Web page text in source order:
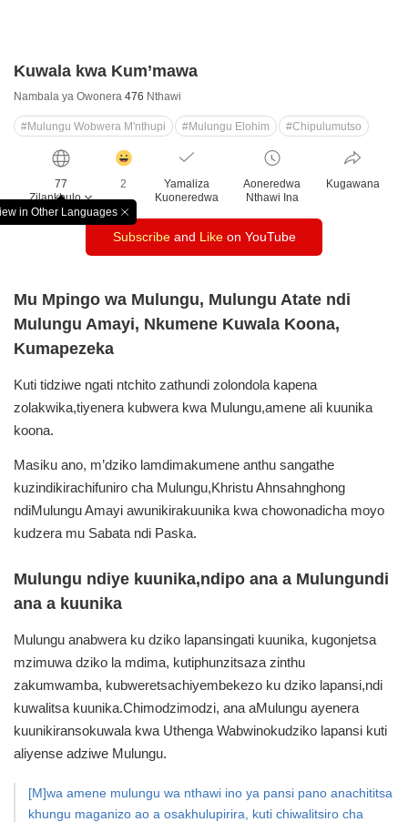
Kuwala kwa Kum’mawa
Nambala ya Owonera 476 Nthawi
#Mulungu Wobwera M'nthupi #Mulungu Elohim #Chipulumutso
77
Zilankhulo
in Other Languages
창
닫
기
감
릭
수
2
Yamaliza
Kuoneredwa
Aoneredwa
Nthawi Ina
Kugawana
Subscribeand Likeon YouTube
Mu Mpingo wa Mulungu, Mulungu Atate ndi
Mulungu Amayi, Nkumene Kuwala Koona,
Kumapezeka
Kuti tidziwe ngati ntchito zathundi zolondola kapena
zolakwika,tiyenera kubwera kwa Mulungu,amene ali kuunika
koona.
Masiku ano, m’dziko lamdimakumene anthu sangathe
kuzindikirachifuniro cha Mulungu,Khristu Ahnsahnghong
ndiMulungu Amayi awunikirakuunika kwa chowonadicha moyo
kudzera mu Sabata ndi Paska.
Mulungu ndiye kuunika,ndipo ana a Mulungundi
ana a kuunika
Mulungu anabwera ku dziko lapansingati kuunika, kugonjetsa
mzimuwa dziko la mdima, kutiphunzitsaza zinthu
zakumwamba, kubweretsachiyembekezo ku dziko lapansi,ndi
kuwalitsa kuunika.Chimodzimodzi, ana aMulungu ayenera
kuunikiransokuwala kwa Uthenga Wabwinokudziko lapansi kuti
aliyense adziwe Mulungu.
[M]wa amene mulungu wa nthawi ino ya pansi pano anachititsa
khungu maganizo ao a osakhulupirira, kuti chiwalitsiro cha